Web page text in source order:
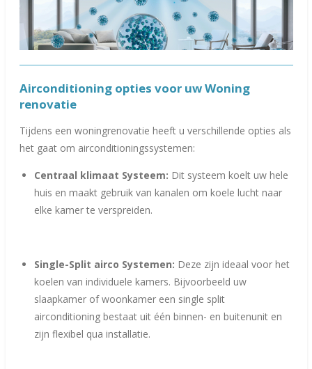
Airconditioning opties voor uw Woning
renovatie
Tijdens een woningrenovatie heeft u verschillende opties als
het gaat om airconditioningssystemen:
Centraal klimaat Systeem: Dit systeem koelt uw hele
huis en maakt gebruik van kanalen om koele lucht naar
elke kamer te verspreiden.
Single-Split airco Systemen: Deze zijn ideaal voor het
koelen van individuele kamers. Bijvoorbeeld uw
slaapkamer of woonkamer een single split
airconditioning bestaat uit één binnen- en buitenunit en
zijn flexibel qua installatie.